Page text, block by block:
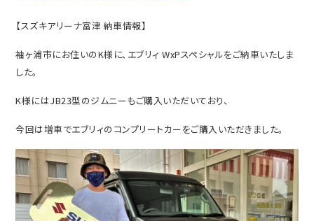
【スズキアリーナ富津 納車情報】
袖ヶ浦市にお住いのK様に、エブリィ WxPスペシャルをご納車いたしま
した。
K様にはJB23型のジムニーもご購入いただいており、
今回は増車でエブリィのコンプリートカーをご購入いただきました。